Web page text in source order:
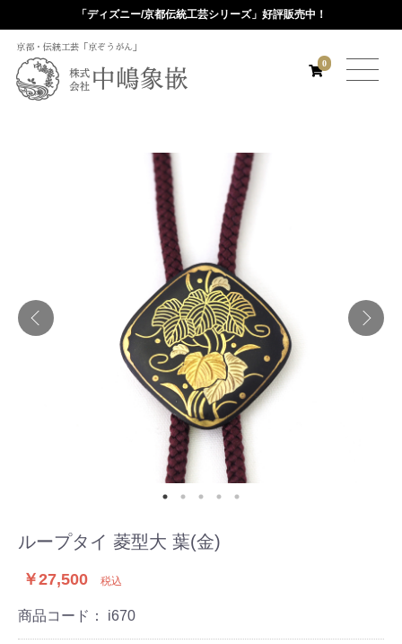
「ディズニー/京都伝統工芸シリーズ」好評販売中！
京都・伝統工芸「京ぞうがん」
0
ループタイ 菱型大 葉(金)
￥27,500 税込
商品コード： i670